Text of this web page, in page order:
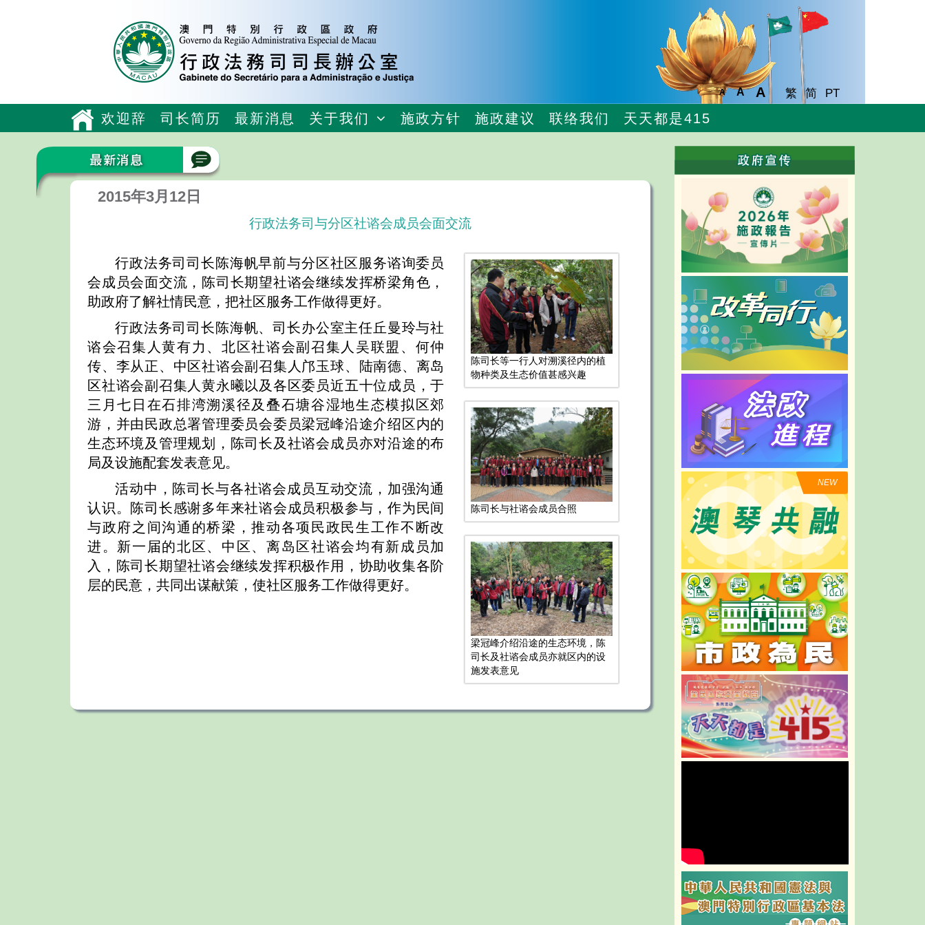
A A A 繁 简 PT
欢迎辞 司长简历 最新消息 关于我们 施政方针 施政建议 联络我们 天天都是415
2015年3月12日
行政法务司与分区社谘会成员会面交流
行政法务司司长陈海帆早前与分区社区服务谘询委员
会成员会面交流，陈司长期望社谘会继续发挥桥梁角色，
助政府了解社情民意，把社区服务工作做得更好。
行政法务司司长陈海帆、司长办公室主任丘曼玲与社
谘会召集人黄有力、北区社谘会副召集人吴联盟、何仲
传、李从正、中区社谘会副召集人邝玉球、陆南德、离岛
区社谘会副召集人黄永曦以及各区委员近五十位成员，于
三月七日在石排湾溯溪径及叠石塘谷湿地生态模拟区郊
游，并由民政总署管理委员会委员梁冠峰沿途介绍区内的
生态环境及管理规划，陈司长及社谘会成员亦对沿途的布
局及设施配套发表意见。
活动中，陈司长与各社谘会成员互动交流，加强沟通
认识。陈司长感谢多年来社谘会成员积极参与，作为民间
与政府之间沟通的桥梁，推动各项民政民生工作不断改
进。新一届的北区、中区、离岛区社谘会均有新成员加
入，陈司长期望社谘会继续发挥积极作用，协助收集各阶
层的民意，共同出谋献策，使社区服务工作做得更好。
陈司长等一行人对溯溪径内的植
物种类及生态价值甚感兴趣
陈司长与社谘会成员合照
梁冠峰介绍沿途的生态环境，陈
司长及社谘会成员亦就区内的设
施发表意见